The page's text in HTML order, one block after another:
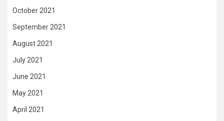
October 2021
September 2021
August 2021
July 2021
June 2021
May 2021
April 2021